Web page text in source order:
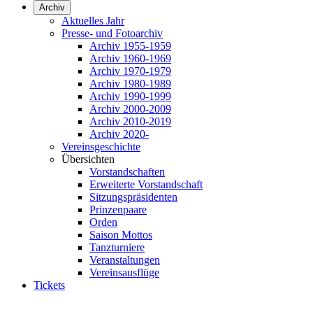
Archiv
Aktuelles Jahr
Presse- und Fotoarchiv
Archiv 1955-1959
Archiv 1960-1969
Archiv 1970-1979
Archiv 1980-1989
Archiv 1990-1999
Archiv 2000-2009
Archiv 2010-2019
Archiv 2020-
Vereinsgeschichte
Übersichten
Vorstandschaften
Erweiterte Vorstandschaft
Sitzungspräsidenten
Prinzenpaare
Orden
Saison Mottos
Tanzturniere
Veranstaltungen
Vereinsausflüge
Tickets